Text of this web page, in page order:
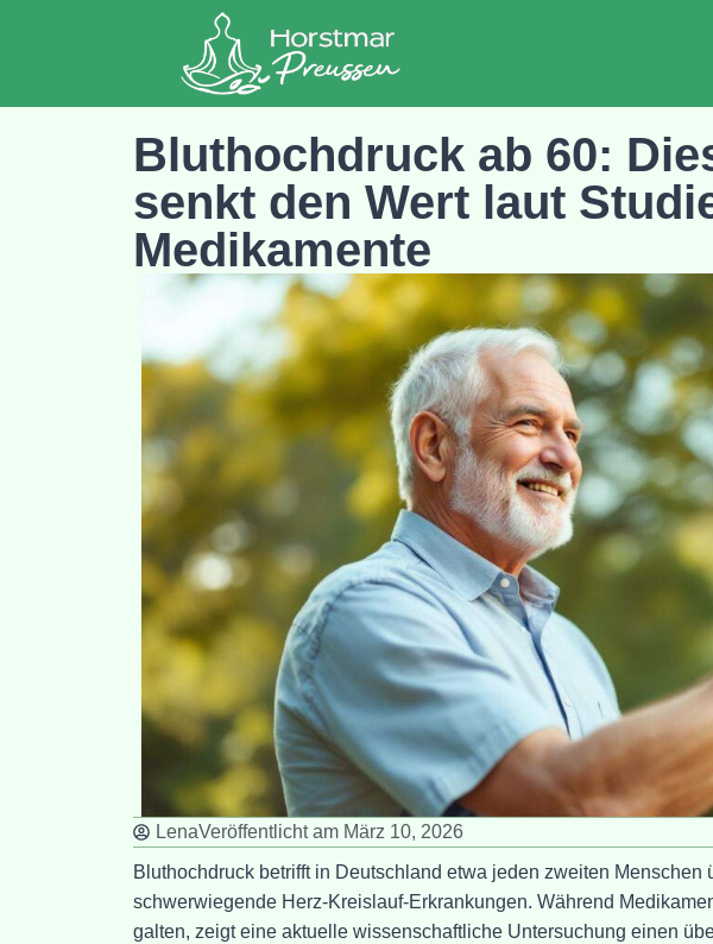
Bluthochdruck ab 60:
senkt den Wert laut
Medikamente
LenaVeröffentlicht am März 10, 2026
Bluthochdruck betrifft in Deutschland etwa jeden zweiten
schwerwiegende Herz-Kreislauf-Erkrankungen. Während
galten, zeigt eine aktuelle wissenschaftliche Untersuchung einen